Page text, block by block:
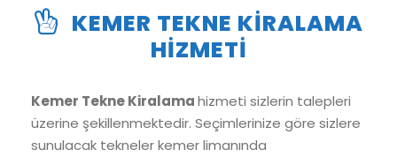
KEMER TEKNE KIRALAMA
HIZMETI
Kemer Tekne Kiralamahizmeti sizlerin talepleri
üzerine şekillenmektedir. Seçimlerinize göre sizlere
sunulacak tekneler kemer limanında